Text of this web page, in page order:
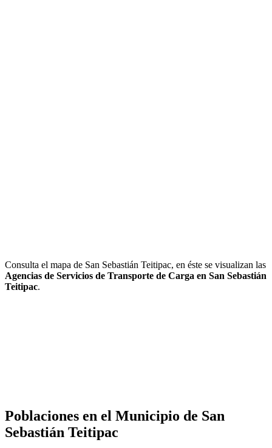
Consulta el mapa de San Sebastián Teitipac, en éste se visualizan las
Agencias de Servicios de Transporte de Carga en San Sebastián
Teitipac.
Poblaciones en el Municipio de San
Sebastián Teitipac